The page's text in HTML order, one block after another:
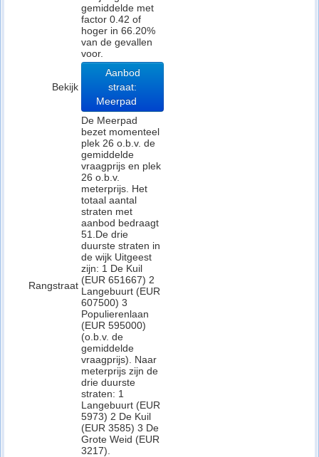
gemiddelde met
factor 0.42 of
hoger in 66.20%
van de gevallen
voor.
Bekijk
Aanbod
straat:
Meerpad
Rangstraat
De Meerpad
bezet momenteel
plek 26 o.b.v. de
gemiddelde
vraagprijs en plek
26 o.b.v.
meterprijs. Het
totaal aantal
straten met
aanbod bedraagt
51.De drie
duurste straten in
de wijk Uitgeest
zijn: 1 De Kuil
(EUR 651667) 2
Langebuurt (EUR
607500) 3
Populierenlaan
(EUR 595000)
(o.b.v. de
gemiddelde
vraagprijs). Naar
meterprijs zijn de
drie duurste
straten: 1
Langebuurt (EUR
5973) 2 De Kuil
(EUR 3585) 3 De
Grote Weid (EUR
3217).